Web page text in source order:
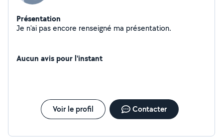
Présentation
Je n'ai pas encore renseigné ma présentation.
Aucun avis pour l'instant
Voir le profil Contacter